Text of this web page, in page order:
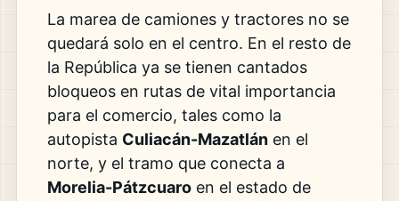
La marea de camiones y tractores no se
quedará solo en el centro. En el resto de
la República ya se tienen cantados
bloqueos en rutas de vital importancia
para el comercio, tales como la
autopista Culiacán-Mazatlánen el
norte, y el tramo que conecta a
Morelia-Pátzcuaroen el estado de